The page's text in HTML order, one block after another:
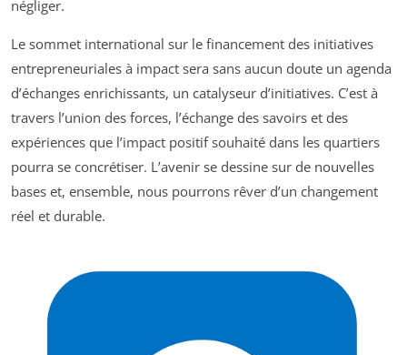
négliger.
Le sommet international sur le financement des initiatives
entrepreneuriales à impact sera sans aucun doute un agenda
d’échanges enrichissants, un catalyseur d’initiatives. C’est à
travers l’union des forces, l’échange des savoirs et des
expériences que l’impact positif souhaité dans les quartiers
pourra se concrétiser. L’avenir se dessine sur de nouvelles
bases et, ensemble, nous pourrons rêver d’un changement
réel et durable.